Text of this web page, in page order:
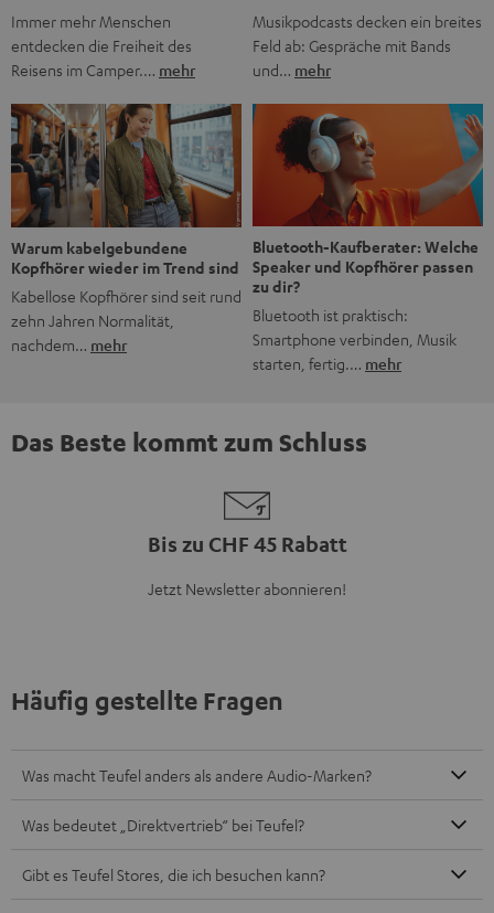
Immer mehr Menschen
entdecken die Freiheit des
Reisens im Camper.… mehr
Musikpodcasts decken ein breites
Feld ab: Gespräche mit Bands
und… mehr
Warum kabelgebundene
Kopfhörer wieder im Trend sind
Kabellose Kopfhörer sind seit rund
zehn Jahren Normalität,
nachdem… mehr
Bluetooth-Kaufberater: Welche
Speaker und Kopfhörer passen
zu dir?
Bluetooth ist praktisch:
Smartphone verbinden, Musik
starten, fertig.… mehr
Das Beste kommt zum Schluss
Bis zu CHF 45 Rabatt
Jetzt Newsletter abonnieren!
Häufig gestellte Fragen
Was macht Teufel anders als andere Audio-Marken?
Was bedeutet „Direktvertrieb“ bei Teufel?
Gibt es Teufel Stores, die ich besuchen kann?